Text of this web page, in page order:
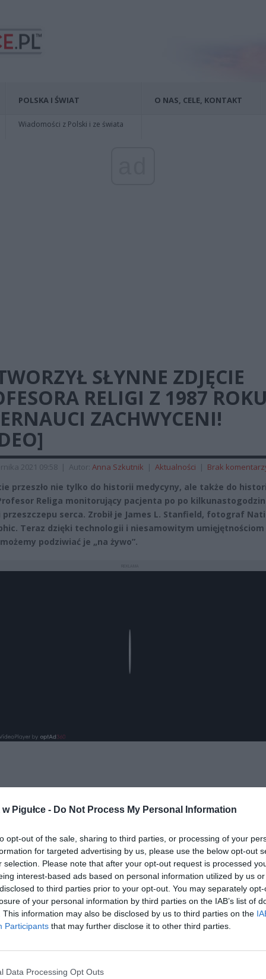
Pigułce - Do Not Process My Personal Information
opt-out of the sale, sharing to third parties, or processing of your
for targeted advertising by us, please use the below opt-out
selection. Please note that after your opt-out request is processed
interest-based ads based on personal information utilized by us
to third parties prior to your opt-out. You may separately
of your personal information by third parties on the IAB’s list of
This information may also be disclosed by us to third parties on the
Participants that may further disclose it to other third parties.
Data Processing Opt Outs
POLSKA I ŚWIAT
Wiadomości z Polski i ze świata
O NAS, CELE, KONTAKT
SŁYNNE ZDJĘCIE
RELIGI Z 1987
ZACHWYCENI!
2021 09:58 | Autor: Anna Szkutnik | Aktualności | Brak
przeszło nie tylko do historii medycyny, ale także do
Religa monitorujący pacjenta po po
przeszczepu serca. Zrobił je James L. Stanfield, fotograf
Teraz dzięki technologii i niesamowitym umięjętnościom
podziwiać je „na żywo”.
ad
nas do preferowanych źródeł w Google